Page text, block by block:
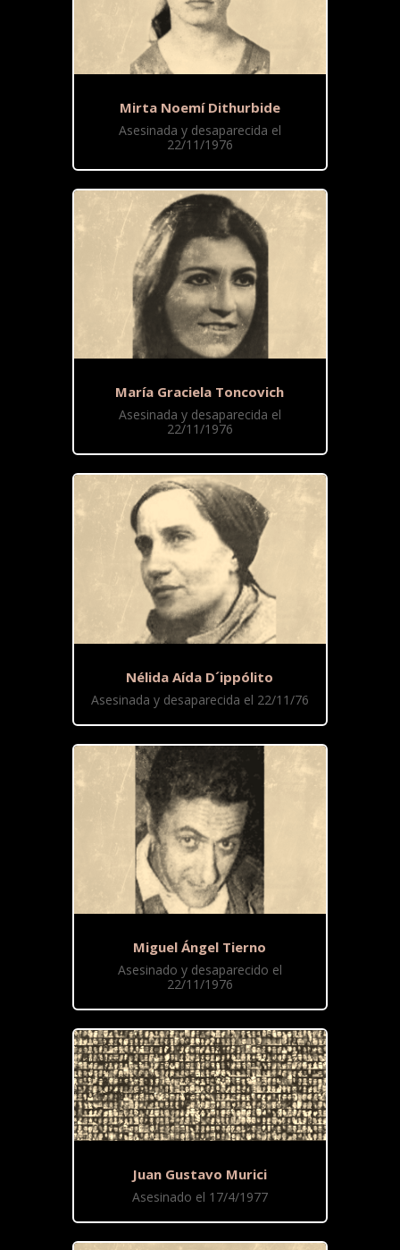
Mirta Noemí Dithurbide
Asesinada y desaparecida el
22/11/1976
María Graciela Toncovich
Asesinada y desaparecida el
22/11/1976
Nélida Aída D´ippólito
Asesinada y desaparecida el 22/11/76
Miguel Ángel Tierno
Asesinado y desaparecido el
22/11/1976
Juan Gustavo Murici
Asesinado el 17/4/1977